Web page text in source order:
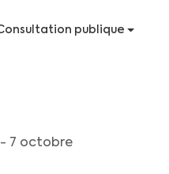
publique
7 octobre